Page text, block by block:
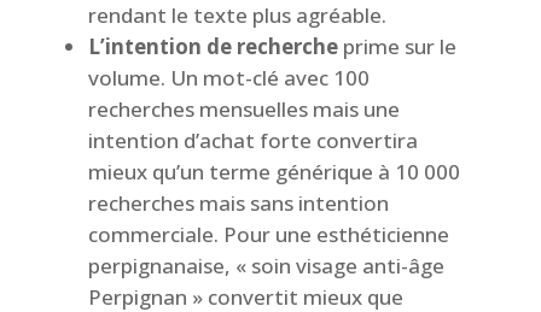
rendant le texte plus agréable.
L’intention de rechercheprime sur le
volume. Un mot-clé avec 100
recherches mensuelles mais une
intention d’achat forte convertira
mieux qu’un terme générique à 10 000
recherches mais sans intention
commerciale. Pour une esthéticienne
perpignanaise, « soin visage anti-âge
Perpignan » convertit mieux que